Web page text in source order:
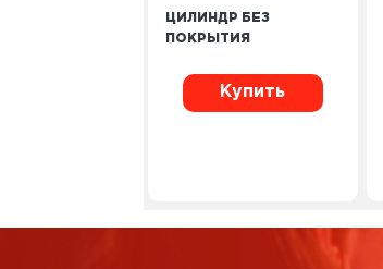
ЦИЛИНДР БЕЗ
ПОКРЫТИЯ
Купить